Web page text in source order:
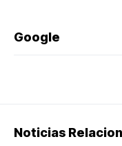
Google
Noticias